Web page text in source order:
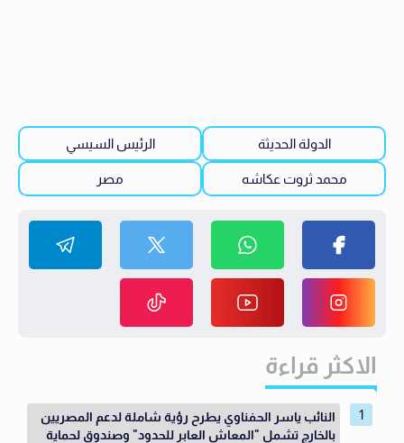
الدولة الحديثة الرئيس السيسي
محمد ثروت عكاشه مصر
الاكثر قراءة
النائب ياسر الحفناوي يطرح رؤية شاملة لدعم المصريين
بالخارج تشمل "المعاش العابر للحدود" وصندوق لحماية